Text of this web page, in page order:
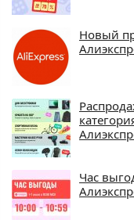
Новый
Час